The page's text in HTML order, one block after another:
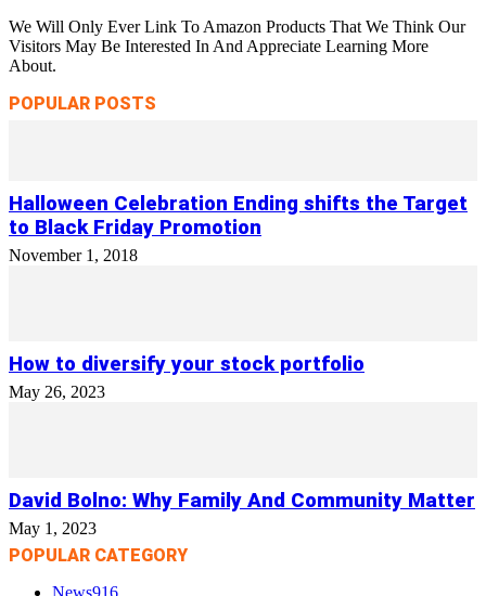
We Will Only Ever Link To Amazon Products That We Think Our
Visitors May Be Interested In And Appreciate Learning More
About.
POPULAR POSTS
Halloween Celebration Ending shifts the Target
to Black Friday Promotion
November 1, 2018
How to diversify your stock portfolio
May 26, 2023
David Bolno: Why Family And Community Matter
May 1, 2023
POPULAR CATEGORY
News916